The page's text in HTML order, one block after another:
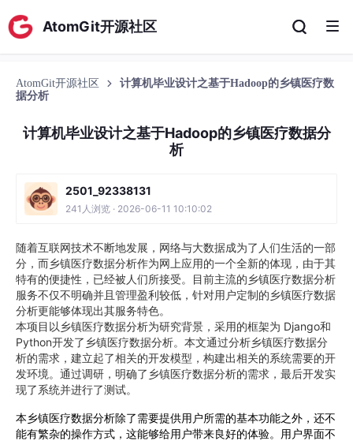
AtomGit开源社区
AtomGit开源社区
计算机毕业设计之基于Hadoop的乡镇医疗数
据分析
计算机毕业设计之基于Hadoop的乡镇医疗数据分
析
2501_92338131
241人浏览 · 2026-06-11 10:10:02
随着互联网技术不断地发展，网络与大数据成为了人们生活的一部
分，而乡镇医疗数据分析作为网上应用的一个全新的体现，由于其
特有的便捷性，已经被人们所接受。目前主流的乡镇医疗数据分析
服务不仅不明确并且管理盈利较低，针对用户定制的乡镇医疗数据
分析更能够体现出其服务特色。
本项目以乡镇医疗数据分析为研究背景，采用的框架为 Django和
Python开发了乡镇医疗数据分析。本文通过分析乡镇医疗数据分
析的需求，建立起了相关的开发模型，构建出相关的系统需要的开
发环境。通过调研，明确了乡镇医疗数据分析的需求，最后开发实
现了系统并进行了测试。
本乡镇医疗数据分析除了需要提供用户所需的基本功能之外，还不
能有繁杂的操作方式，这能够给用户带来良好的体验。用户界面不